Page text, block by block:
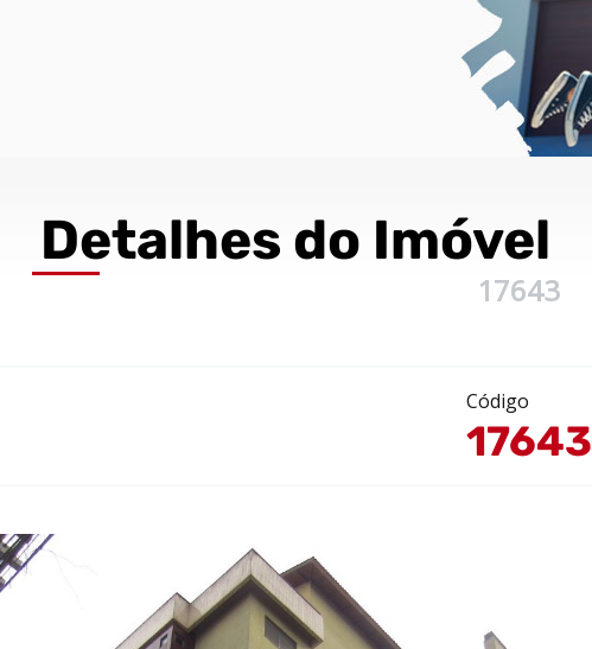
Detalhes do Imóvel
17643
Código
17643